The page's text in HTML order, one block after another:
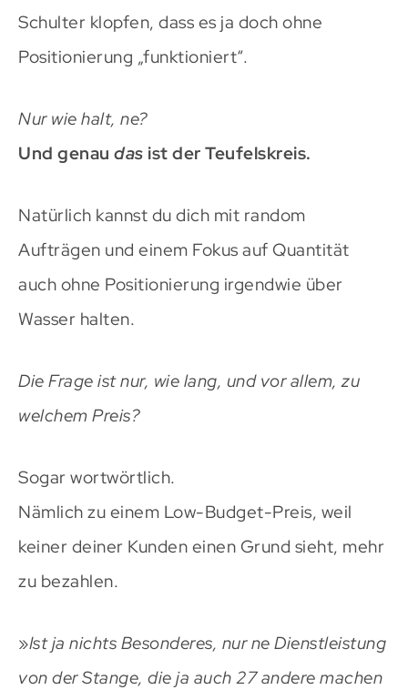
Schulter klopfen, dass es ja doch ohne
Positionierung „funktioniert“.
Nur wie halt, ne?
Und genau das ist der Teufelskreis.
Natürlich kannst du dich mit random
Aufträgen und einem Fokus auf Quantität
auch ohne Positionierung irgendwie über
Wasser halten.
Die Frage ist nur, wie lang, und vor allem, zu
welchem Preis?
Sogar wortwörtlich.
Nämlich zu einem Low-Budget-Preis, weil
keiner deiner Kunden einen Grund sieht, mehr
zu bezahlen.
»Ist ja nichts Besonderes, nur ne Dienstleistung
von der Stange, die ja auch 27 andere machen